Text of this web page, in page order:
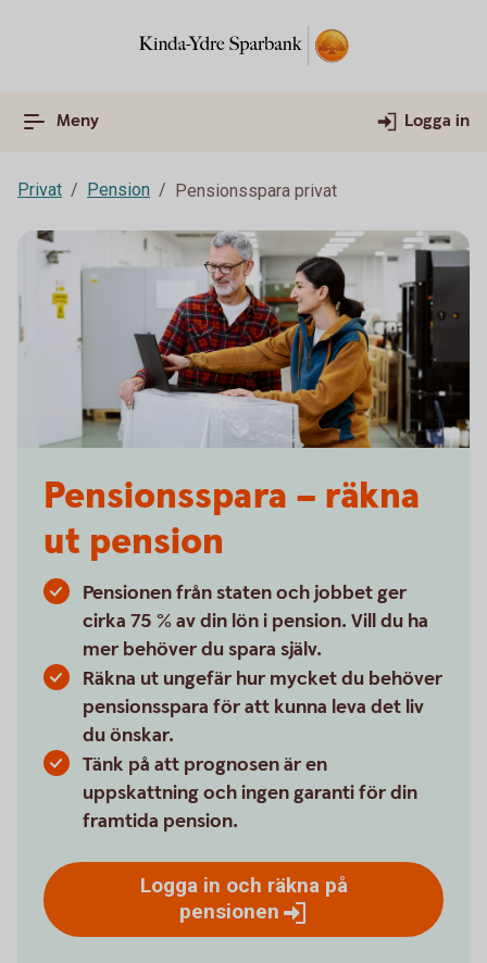
Meny Logga in
Privat Pension Pensionsspara privat
Pensionsspara – räkna
ut pension
Pensionen från staten och jobbet ger
cirka 75 % av din lön i pension. Vill du ha
mer behöver du spara själv.
Räkna ut ungefär hur mycket du behöver
pensionsspara för att kunna leva det liv
du önskar.
Tänk på att prognosen är en
uppskattning och ingen garanti för din
framtida pension.
Logga in och räkna på
pensionen